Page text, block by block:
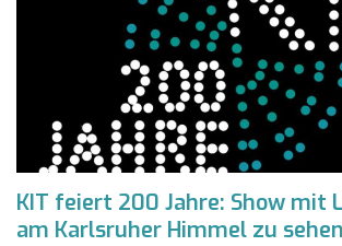
KIT feiert 200 Jahre: Show mit
am Karlsruher Himmel zu sehen